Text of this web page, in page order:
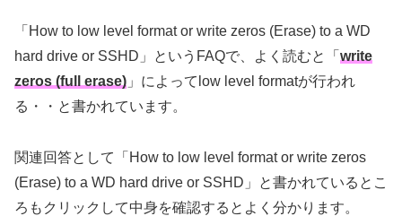
「How to low level format or write zeros (Erase) to a WD
hard drive or SSHD」というFAQで、よく読むと「 write
zeros (full erase) 」によってlow level formatが行われ
る・・と書かれています。
関連回答として「How to low level format or write zeros
(Erase) to a WD hard drive or SSHD」と書かれているとこ
ろもクリックして中身を確認するとよく分かります。